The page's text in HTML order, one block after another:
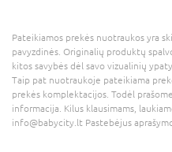
Pateikiamos prekės nuotraukos yra
pavyzdinės. Originalių produktų
kitos savybės dėl savo vizualinių
Taip pat nuotraukoje pateikiama
prekės komplektacijos. Todėl
informacija. Kilus klausimams,
info@babycity.lt Pastebėjus